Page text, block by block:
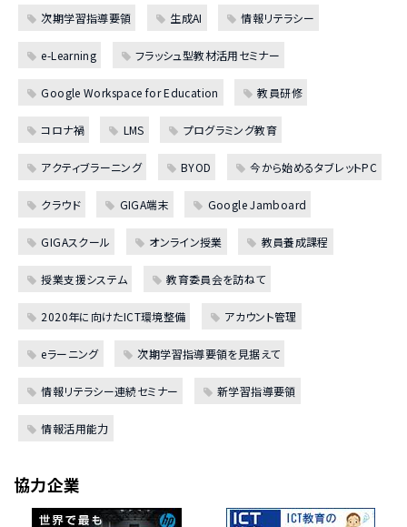
次期学習指導要領 生成AI 情報リテラシー
e-Learning フラッシュ型教材活用セミナー
Google Workspace for Education 教員研修
コロナ禍 LMS プログラミング教育
アクティブラーニング BYOD 今から始めるタブレットPC
クラウド GIGA端末 Google Jamboard
GIGAスクール オンライン授業 教員養成課程
授業支援システム 教育委員会を訪ねて
2020年に向けたICT環境整備 アカウント管理
eラーニング 次期学習指導要領を見据えて
情報リテラシー連続セミナー 新学習指導要領
情報活用能力
協力企業